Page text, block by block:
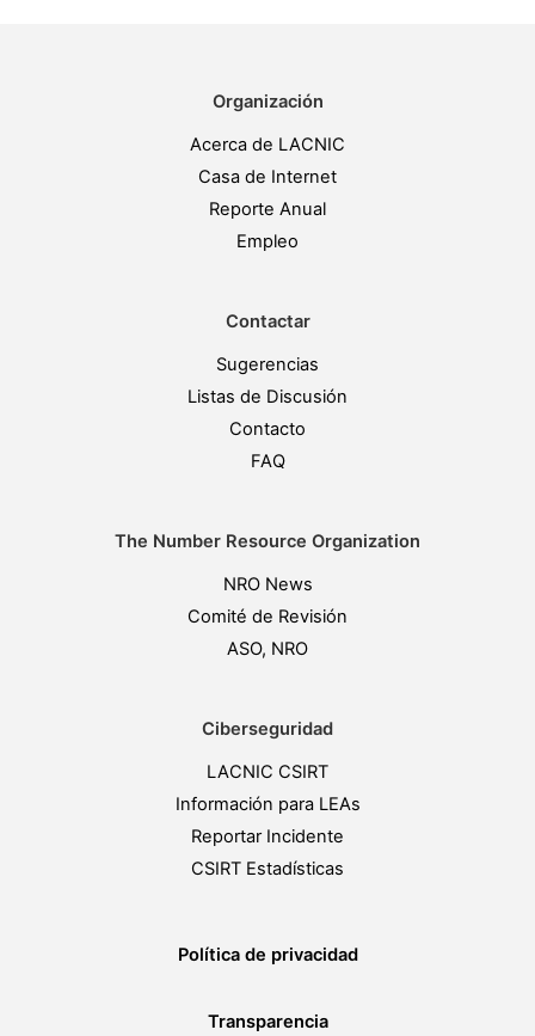
Organización
Acerca de LACNIC
Casa de Internet
Reporte Anual
Empleo
Contactar
Sugerencias
Listas de Discusión
Contacto
FAQ
The Number Resource Organization
NRO News
Comité de Revisión
ASO, NRO
Ciberseguridad
LACNIC CSIRT
Información para LEAs
Reportar Incidente
CSIRT Estadísticas
Política de privacidad
Transparencia